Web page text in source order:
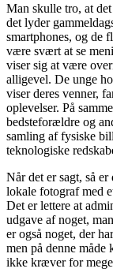
Man skulle tro, at
det lyder
smartphones, og de
være svært at se
viser sig at være
alligevel. De unge
viser deres venner,
oplevelser. På
bedsteforældre og
samling af fysiske
teknologiske
Når det er sagt, så
lokale fotograf med
Det er lettere at
udgave af noget,
er også noget, der
men på denne måde
ikke kræver for